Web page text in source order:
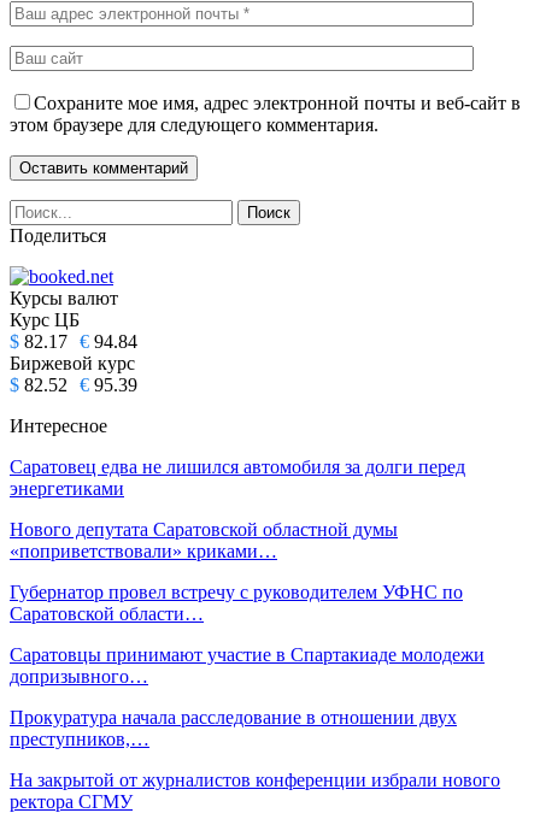
Сохраните мое имя, адрес электронной почты и веб-сайт в
этом браузере для следующего комментария.
Поделиться
Курсы валют
Курс ЦБ
$ 82.17 € 94.84
Биржевой курс
$ 82.52 € 95.39
Интересное
Саратовец едва не лишился автомобиля за долги перед
энергетиками
Нового депутата Саратовской областной думы
«поприветствовали» криками…
Губернатор провел встречу с руководителем УФНС по
Саратовской области…
Саратовцы принимают участие в Спартакиаде молодежи
допризывного…
Прокуратура начала расследование в отношении двух
преступников,…
На закрытой от журналистов конференции избрали нового
ректора СГМУ